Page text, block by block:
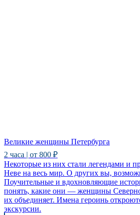
Великие женщины Петербурга
2 часа | от 800 ₽
Некоторые из них стали легендами и
Неве на весь мир. О других вы,
Поучительные и вдохновляющие
понять, какие они — женщины
их объединяет. Имена героинь
экскурсии.